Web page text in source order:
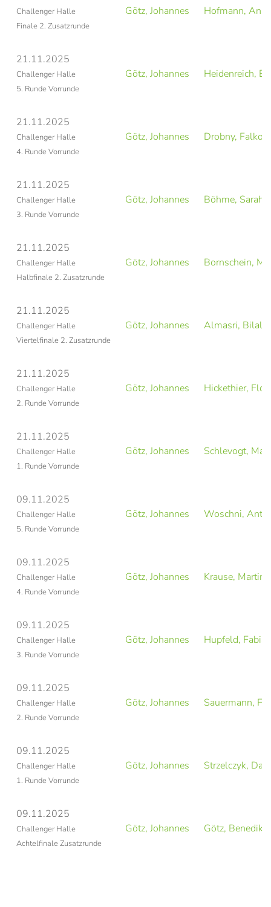
Challenger Halle
Finale 2. Zusatzrunde
Götz, Johannes Hofmann, Anna
21.11.2025
Challenger Halle
5. Runde Vorrunde
Götz, Johannes Heidenreich,
21.11.2025
Challenger Halle
4. Runde Vorrunde
Götz, Johannes Drobny, Falko
21.11.2025
Challenger Halle
3. Runde Vorrunde
Götz, Johannes Böhme, Sarah
21.11.2025
Challenger Halle
Halbfinale 2. Zusatzrunde
Götz, Johannes Bornschein,
21.11.2025
Challenger Halle
Viertelfinale 2. Zusatzrunde
Götz, Johannes Almasri, Bilal
21.11.2025
Challenger Halle
2. Runde Vorrunde
Götz, Johannes Hickethier,
21.11.2025
Challenger Halle
1. Runde Vorrunde
Götz, Johannes Schlevogt, Marc
09.11.2025
Challenger Halle
5. Runde Vorrunde
Götz, Johannes Woschni,
09.11.2025
Challenger Halle
4. Runde Vorrunde
Götz, Johannes Krause, Martin
09.11.2025
Challenger Halle
3. Runde Vorrunde
Götz, Johannes Hupfeld, Fabian
09.11.2025
Challenger Halle
2. Runde Vorrunde
Götz, Johannes Sauermann,
09.11.2025
Challenger Halle
1. Runde Vorrunde
Götz, Johannes Strzelczyk,
09.11.2025
Challenger Halle
Achtelfinale Zusatzrunde
Götz, Johannes Götz, Benedikt